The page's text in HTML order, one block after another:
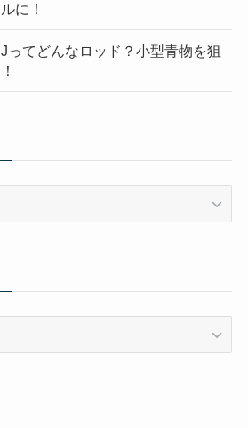
に！
ってどんなロッド？小型青物を狙